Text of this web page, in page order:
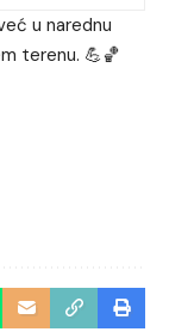
u narednu
terenu. 💪🏀